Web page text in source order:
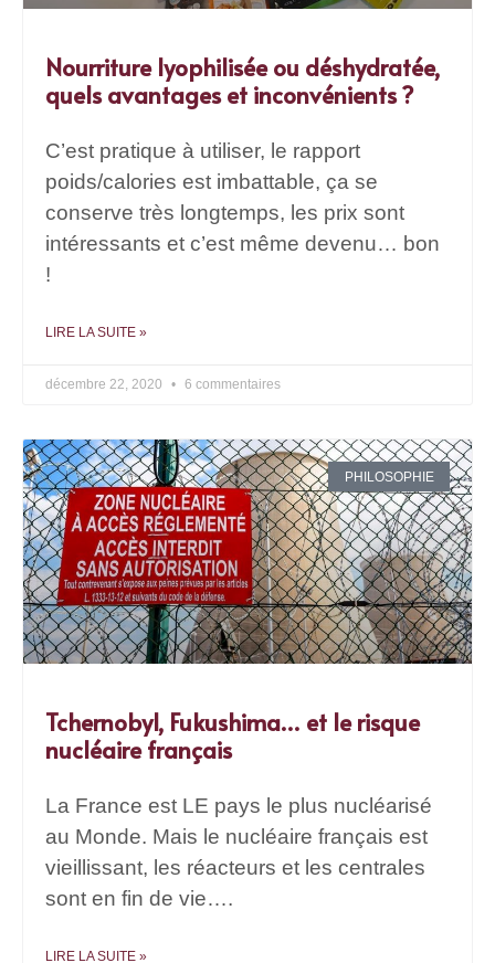
Nourriture lyophilisée ou déshydratée,
quels avantages et inconvénients ?
C’est pratique à utiliser, le rapport
poids/calories est imbattable, ça se
conserve très longtemps, les prix sont
intéressants et c’est même devenu… bon
!
LIRE LA SUITE »
décembre 22, 2020 6 commentaires
PHILOSOPHIE
Tchernobyl, Fukushima… et le risque
nucléaire français
La France est LE pays le plus nucléarisé
au Monde. Mais le nucléaire français est
vieillissant, les réacteurs et les centrales
sont en fin de vie….
LIRE LA SUITE »